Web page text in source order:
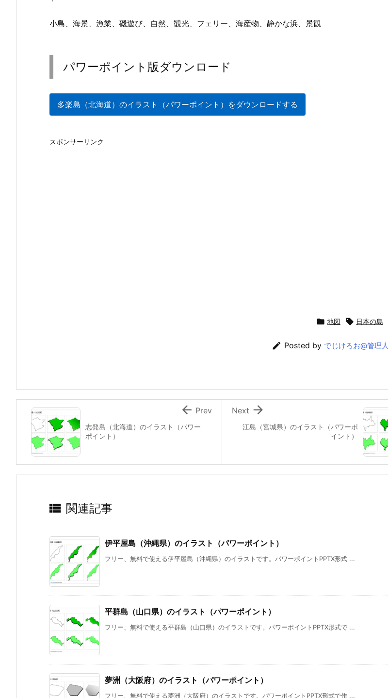
小島、海景、漁業、磯遊び、自然、観光、フェリー、海産物、静かな浜、景観
パワーポイント版ダウンロード
多楽島（北海道）のイラスト（パワーポイント）をダウンロードする
スポンサーリンク
 地図  日本の島
 Posted by でじけろお@管理人
江島（宮城県）のイラスト（パワーポ
イント）

Next
志発島（北海道）のイラスト（パワー
ポイント）
 Prev
 関連記事
伊平屋島（沖縄県）のイラスト（パワーポイント）
フリー、無料で使える伊平屋島（沖縄県）のイラストです。パワーポイントPPTX形式 ...
平群島（山口県）のイラスト（パワーポイント）
フリー、無料で使える平群島（山口県）のイラストです。パワーポイントPPTX形式で ...
夢洲（大阪府）のイラスト（パワーポイント）
フリー、無料で使える夢洲（大阪府）のイラストです。パワーポイントPPTX形式で作 ...